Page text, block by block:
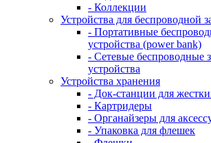
- Коллекции
Устройства для беспроводной
- Портативные
устройства (power bank)
- Сетевые беспроводные
устройства
Устройства хранения
- Док-станции для
- Картридеры
- Органайзеры для
- Упаковка для флешек